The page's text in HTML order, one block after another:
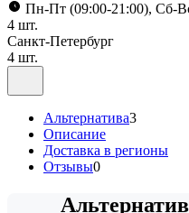
Пн-Пт (09:00-21:00), Сб-
4 шт.
Санкт-Петербург
4 шт.
Альтернатива3
Описание
Доставка в регионы
Отзывы0